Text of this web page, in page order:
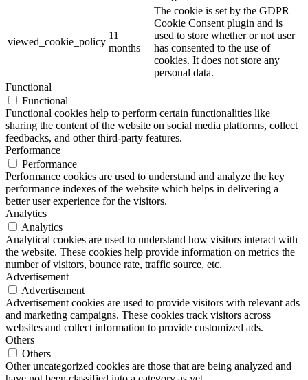
viewed_cookie_policy
11
months
The cookie is set by the GDPR
Cookie Consent plugin and is
used to store whether or not user
has consented to the use of
cookies. It does not store any
personal data.
Functional
Functional
Functional cookies help to perform certain functionalities like
sharing the content of the website on social media platforms, collect
feedbacks, and other third-party features.
Performance
Performance
Performance cookies are used to understand and analyze the key
performance indexes of the website which helps in delivering a
better user experience for the visitors.
Analytics
Analytics
Analytical cookies are used to understand how visitors interact with
the website. These cookies help provide information on metrics the
number of visitors, bounce rate, traffic source, etc.
Advertisement
Advertisement
Advertisement cookies are used to provide visitors with relevant ads
and marketing campaigns. These cookies track visitors across
websites and collect information to provide customized ads.
Others
Others
Other uncategorized cookies are those that are being analyzed and